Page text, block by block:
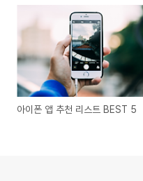
아이폰 앱 추천 리스트 BEST 5